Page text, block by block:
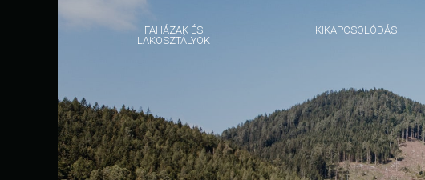
FAHÁZAK ÉS
LAKOSZTÁLYOK
KIKAPCSOLÓDÁS